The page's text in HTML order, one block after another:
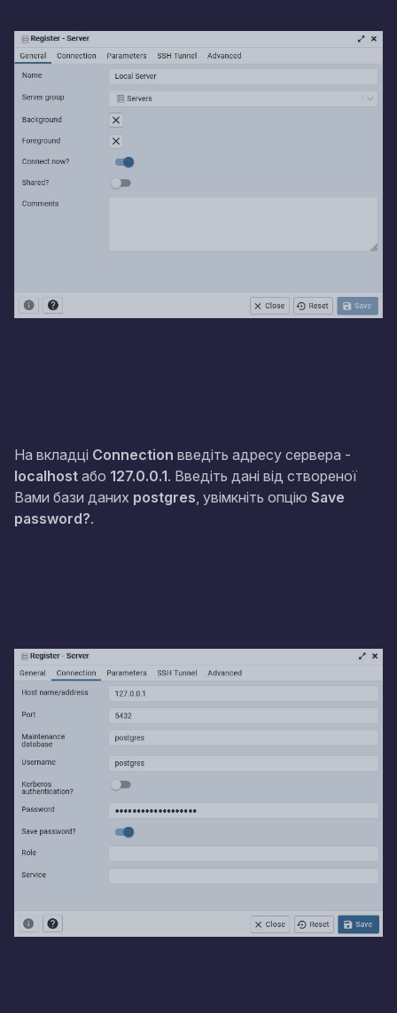
На вкладці Connection введіть адресу сервера -
localhost або 127.0.0.1. Введіть дані від створеної
Вами бази даних postgres, увімкніть опцію Save
password?.